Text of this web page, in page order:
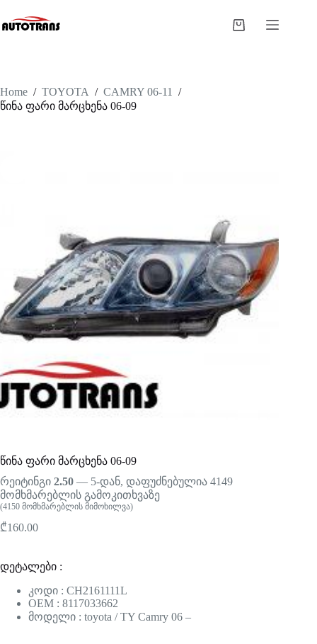
Home / TOYOTA / CAMRY 06-11
/
წინა ფარი მარცხენა 06-09
წინა ფარი მარცხენა 06-09
რეიტინგი 2.50 — 5-დან, დაფუძნებულია 4149
მომხმარებლის გამოკითხვაზე
(4150 მომხმარებლის მიმოხილვა)
₾160.00
დეტალები :
კოდი : CH2161111L
OEM : 8117033662
მოდელი : toyota / TY Camry 06 –